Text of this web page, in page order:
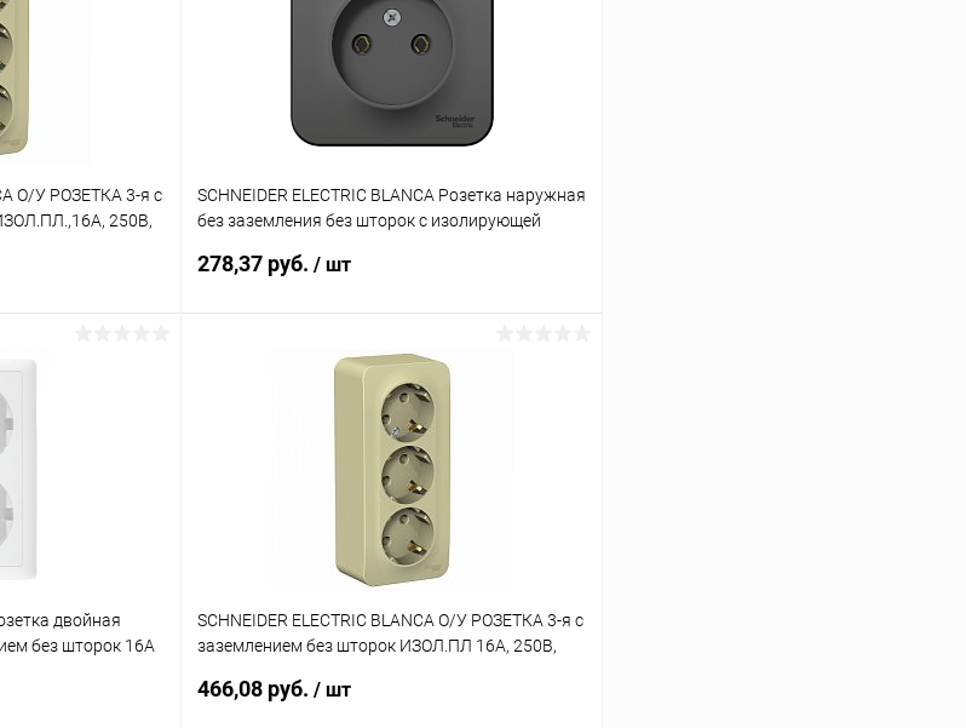
О/У РОЗЕТКА 3-я с
250В,
SCHNEIDER ELECTRIC BLANCA Розетка наружная
без заземления без шторок с изолирующей
278,37 руб. / шт
В корзину
двойная
без шторок 16А
SCHNEIDER ELECTRIC BLANCA О/У РОЗЕТКА 3-я с
заземлением без шторок ИЗОЛ.ПЛ 16А, 250В,
466,08 руб. / шт